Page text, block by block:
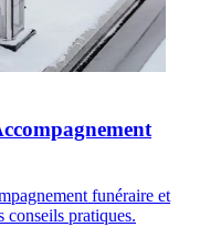
funéraire et
conseils pratiques.